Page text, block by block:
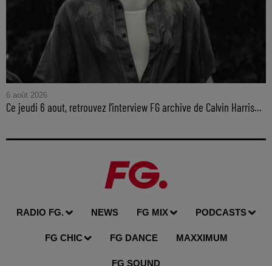
6 août 2026
Ce jeudi 6 aout, retrouvez l'interview FG archive de Calvin Harris...
RADIO FG. NEWS FG MIX PODCASTS
FG CHIC FG DANCE MAXXIMUM
FG SOUND